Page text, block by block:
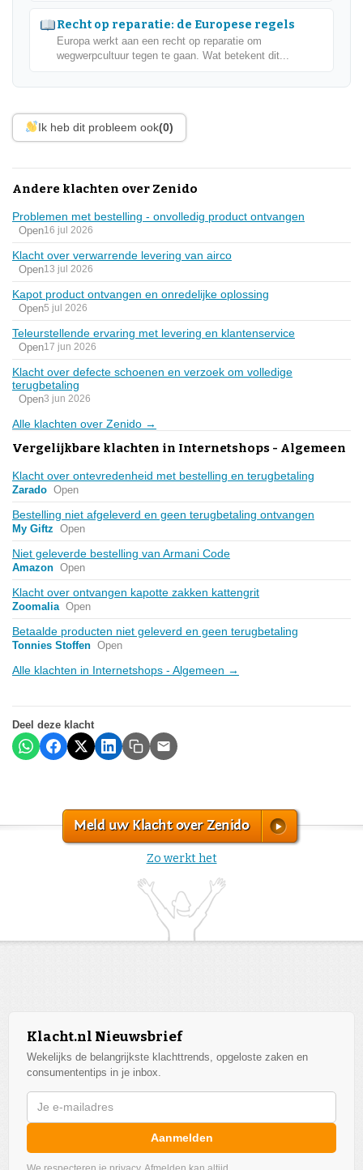
Recht op reparatie: de Europese regels
Europa werkt aan een recht op reparatie om
wegwerpcultuur tegen te gaan. Wat betekent dit...
Ik heb dit probleem ook(0)
Andere klachten over Zenido
Problemen met bestelling - onvolledig product ontvangen
Open16 jul 2026
Klacht over verwarrende levering van airco
Open13 jul 2026
Kapot product ontvangen en onredelijke oplossing
Open5 jul 2026
Teleurstellende ervaring met levering en klantenservice
Open17 jun 2026
Klacht over defecte schoenen en verzoek om volledige
terugbetaling
Open3 jun 2026
Alle klachten over Zenido →
Vergelijkbare klachten in Internetshops - Algemeen
Klacht over ontevredenheid met bestelling en terugbetaling
Zarado Open
Bestelling niet afgeleverd en geen terugbetaling ontvangen
My Giftz Open
Niet geleverde bestelling van Armani Code
Amazon Open
Klacht over ontvangen kapotte zakken kattengrit
Zoomalia Open
Betaalde producten niet geleverd en geen terugbetaling
Tonnies Stoffen Open
Alle klachten in Internetshops - Algemeen →
Deel deze klacht
Meld uw Klacht over Zenido
Zo werkt het
Klacht.nl Nieuwsbrief
Wekelijks de belangrijkste klachttrends, opgeloste zaken en
consumententips in je inbox.
Aanmelden